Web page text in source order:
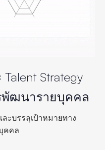
Strategy
ฒนารายบุคคล
ะบรรลุเป้าหมายทาง
คคล